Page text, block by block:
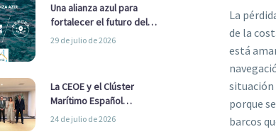
Una alianza azul para
fortalecer el futuro del
sector marítimo
29 de julio de 2026
La CEOE y el Clúster
Marítimo Español
refuerzan su alianza para
24 de julio de 2026
La
de la
está
situación
porque
barcos